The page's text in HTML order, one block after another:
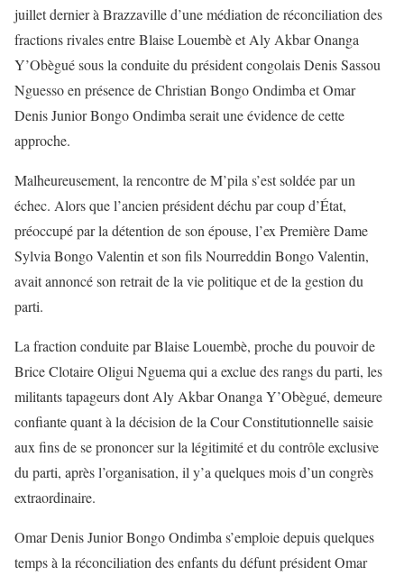
juillet dernier à Brazzaville d’une médiation de réconciliation des
fractions rivales entre Blaise Louembè et Aly Akbar Onanga
Y’Obègué sous la conduite du président congolais Denis Sassou
Nguesso en présence de Christian Bongo Ondimba et Omar
Denis Junior Bongo Ondimba serait une évidence de cette
approche.
Malheureusement, la rencontre de M’pila s’est soldée par un
échec. Alors que l’ancien président déchu par coup d’État,
préoccupé par la détention de son épouse, l’ex Première Dame
Sylvia Bongo Valentin et son fils Nourreddin Bongo Valentin,
avait annoncé son retrait de la vie politique et de la gestion du
parti.
La fraction conduite par Blaise Louembè, proche du pouvoir de
Brice Clotaire Oligui Nguema qui a exclue des rangs du parti, les
militants tapageurs dont Aly Akbar Onanga Y’Obègué, demeure
confiante quant à la décision de la Cour Constitutionnelle saisie
aux fins de se prononcer sur la légitimité et du contrôle exclusive
du parti, après l’organisation, il y’a quelques mois d’un congrès
extraordinaire.
Omar Denis Junior Bongo Ondimba s’emploie depuis quelques
temps à la réconciliation des enfants du défunt président Omar